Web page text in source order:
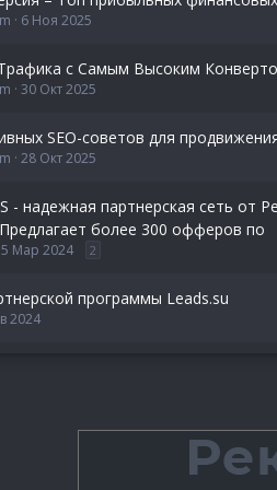
6 Ноя 2025
с Самым Высоким
30 Окт 2025
SEO-советов для
28 Окт 2025
- надежная партнерская сеть от
более 300 офферов по
5 Мар 2024 2
программы Leads.su
2024